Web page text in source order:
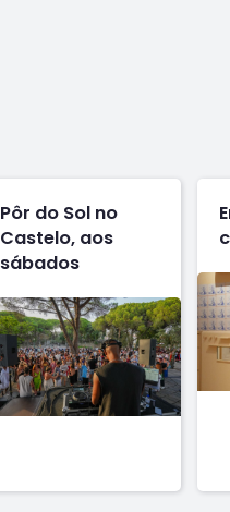
Pôr do Sol no
Castelo, aos
sábados